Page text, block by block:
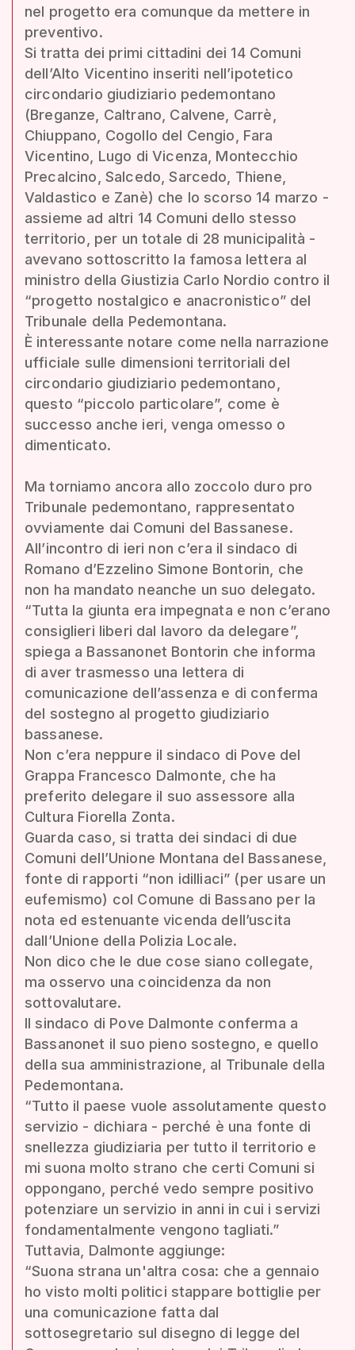
nel progetto era comunque da mettere in
preventivo.
Si tratta dei primi cittadini dei 14 Comuni
dell’Alto Vicentino inseriti nell’ipotetico
circondario giudiziario pedemontano
(Breganze, Caltrano, Calvene, Carrè,
Chiuppano, Cogollo del Cengio, Fara
Vicentino, Lugo di Vicenza, Montecchio
Precalcino, Salcedo, Sarcedo, Thiene,
Valdastico e Zanè) che lo scorso 14 marzo -
assieme ad altri 14 Comuni dello stesso
territorio, per un totale di 28 municipalità -
avevano sottoscritto la famosa lettera al
ministro della Giustizia Carlo Nordio contro il
“progetto nostalgico e anacronistico” del
Tribunale della Pedemontana.
È interessante notare come nella narrazione
ufficiale sulle dimensioni territoriali del
circondario giudiziario pedemontano,
questo “piccolo particolare”, come è
successo anche ieri, venga omesso o
dimenticato.
Ma torniamo ancora allo zoccolo duro pro
Tribunale pedemontano, rappresentato
ovviamente dai Comuni del Bassanese.
All’incontro di ieri non c’era il sindaco di
Romano d’Ezzelino Simone Bontorin, che
non ha mandato neanche un suo delegato.
“Tutta la giunta era impegnata e non c’erano
consiglieri liberi dal lavoro da delegare”,
spiega a Bassanonet Bontorin che informa
di aver trasmesso una lettera di
comunicazione dell’assenza e di conferma
del sostegno al progetto giudiziario
bassanese.
Non c’era neppure il sindaco di Pove del
Grappa Francesco Dalmonte, che ha
preferito delegare il suo assessore alla
Cultura Fiorella Zonta.
Guarda caso, si tratta dei sindaci di due
Comuni dell’Unione Montana del Bassanese,
fonte di rapporti “non idilliaci” (per usare un
eufemismo) col Comune di Bassano per la
nota ed estenuante vicenda dell’uscita
dall’Unione della Polizia Locale.
Non dico che le due cose siano collegate,
ma osservo una coincidenza da non
sottovalutare.
Il sindaco di Pove Dalmonte conferma a
Bassanonet il suo pieno sostegno, e quello
della sua amministrazione, al Tribunale della
Pedemontana.
“Tutto il paese vuole assolutamente questo
servizio - dichiara - perché è una fonte di
snellezza giudiziaria per tutto il territorio e
mi suona molto strano che certi Comuni si
oppongano, perché vedo sempre positivo
potenziare un servizio in anni in cui i servizi
fondamentalmente vengono tagliati.”
Tuttavia, Dalmonte aggiunge:
“Suona strana un'altra cosa: che a gennaio
ho visto molti politici stappare bottiglie per
una comunicazione fatta dal
sottosegretario sul disegno di legge del